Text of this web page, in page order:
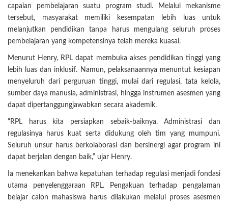
capaian pembelajaran suatu program studi. Melalui mekanisme
tersebut, masyarakat memiliki kesempatan lebih luas untuk
melanjutkan pendidikan tanpa harus mengulang seluruh proses
pembelajaran yang kompetensinya telah mereka kuasai.
Menurut Henry, RPL dapat membuka akses pendidikan tinggi yang
lebih luas dan inklusif. Namun, pelaksanaannya menuntut kesiapan
menyeluruh dari perguruan tinggi, mulai dari regulasi, tata kelola,
sumber daya manusia, administrasi, hingga instrumen asesmen yang
dapat dipertanggungjawabkan secara akademik.
“RPL harus kita persiapkan sebaik-baiknya. Administrasi dan
regulasinya harus kuat serta didukung oleh tim yang mumpuni.
Seluruh unsur harus berkolaborasi dan bersinergi agar program ini
dapat berjalan dengan baik,” ujar Henry.
Ia menekankan bahwa kepatuhan terhadap regulasi menjadi fondasi
utama penyelenggaraan RPL. Pengakuan terhadap pengalaman
belajar calon mahasiswa harus dilakukan melalui proses asesmen